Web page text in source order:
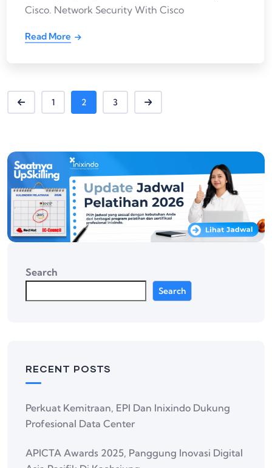
Cisco. Network Security With Cisco
Read More
1 2 3
Search
Search
RECENT POSTS
Perkuat Kemitraan, EPI Dan Inixindo Dukung
Profesional Data Center
APICTA Awards 2025, Panggung Inovasi Digital